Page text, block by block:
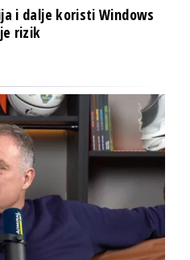
i dalje koristi Windows
rizik